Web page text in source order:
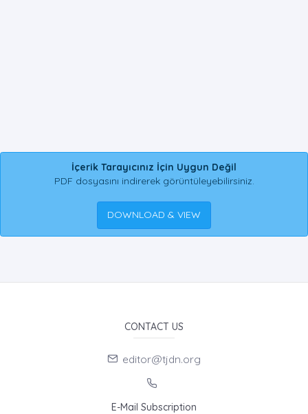
İçerik Tarayıcınız İçin Uygun Değil
PDF dosyasını indirerek görüntüleyebilirsiniz.
DOWNLOAD & VIEW
CONTACT US
editor@tjdn.org
E-Mail Subscription